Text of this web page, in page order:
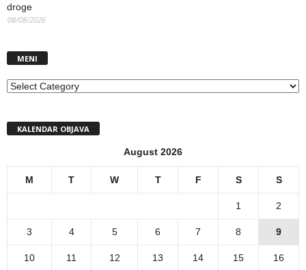
droge
08/08/2026
MENI
MENI
KALENDAR OBJAVA
August 2026
M T W T F S S
1 2
3 4 5 6 7 8 9
10 11 12 13 14 15 16